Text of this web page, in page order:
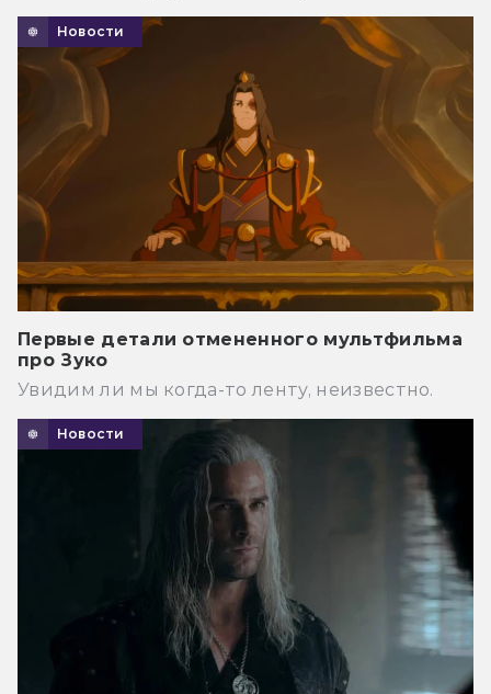
Новости
Первые детали отмененного мультфильма
про Зуко
Увидим ли мы когда-то ленту, неизвестно.
Новости